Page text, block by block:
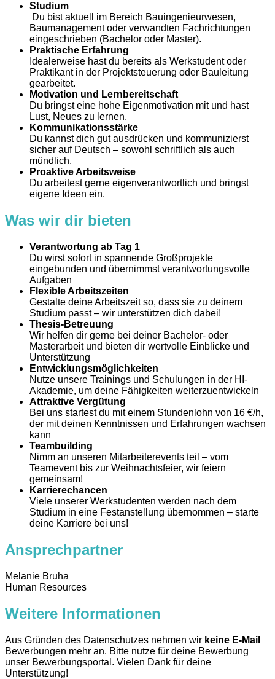
Studium
Du bist aktuell im Bereich Bauingenieurwesen,
Baumanagement oder verwandten Fachrichtungen
eingeschrieben (Bachelor oder Master).
Praktische Erfahrung
Idealerweise hast du bereits als Werkstudent oder
Praktikant in der Projektsteuerung oder Bauleitung
gearbeitet.
Motivation und Lernbereitschaft
Du bringst eine hohe Eigenmotivation mit und hast
Lust, Neues zu lernen.
Kommunikationsstärke
Du kannst dich gut ausdrücken und kommunizierst
sicher auf Deutsch – sowohl schriftlich als auch
mündlich.
Proaktive Arbeitsweise
Du arbeitest gerne eigenverantwortlich und bringst
eigene Ideen ein.
Was wir dir bieten
Verantwortung ab Tag 1
Du wirst sofort in spannende Großprojekte
eingebunden und übernimmst verantwortungsvolle
Aufgaben
Flexible Arbeitszeiten
Gestalte deine Arbeitszeit so, dass sie zu deinem
Studium passt – wir unterstützen dich dabei!
Thesis-Betreuung
Wir helfen dir gerne bei deiner Bachelor- oder
Masterarbeit und bieten dir wertvolle Einblicke und
Unterstützung
Entwicklungsmöglichkeiten
Nutze unsere Trainings und Schulungen in der HI-
Akademie, um deine Fähigkeiten weiterzuentwickeln
Attraktive Vergütung
Bei uns startest du mit einem Stundenlohn von 16 €/h,
der mit deinen Kenntnissen und Erfahrungen wachsen
kann
Teambuilding
Nimm an unseren Mitarbeiterevents teil – vom
Teamevent bis zur Weihnachtsfeier, wir feiern
gemeinsam!
Karrierechancen
Viele unserer Werkstudenten werden nach dem
Studium in eine Festanstellung übernommen – starte
deine Karriere bei uns!
Ansprechpartner
​Melanie Bruha
Human Resources
Weitere Informationen
Aus Gründen des Datenschutzes nehmen wir keine E-Mail
Bewerbungen mehr an. Bitte nutze für deine Bewerbung
unser Bewerbungsportal. Vielen Dank für deine
Unterstützung!